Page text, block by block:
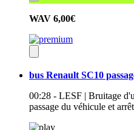
WAV 6,00€
bus Renault SC10
00:28 - LESF | Bruitage
passage du véhicule et